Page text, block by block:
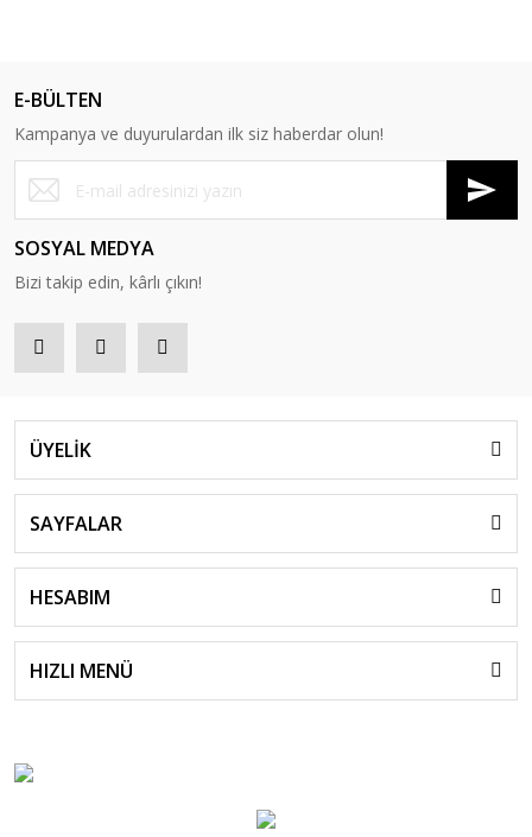
E-BÜLTEN
Kampanya ve duyurulardan ilk siz haberdar olun!
SOSYAL MEDYA
Bizi takip edin, kârlı çıkın!
ÜYELİK
SAYFALAR
HESABIM
HIZLI MENÜ